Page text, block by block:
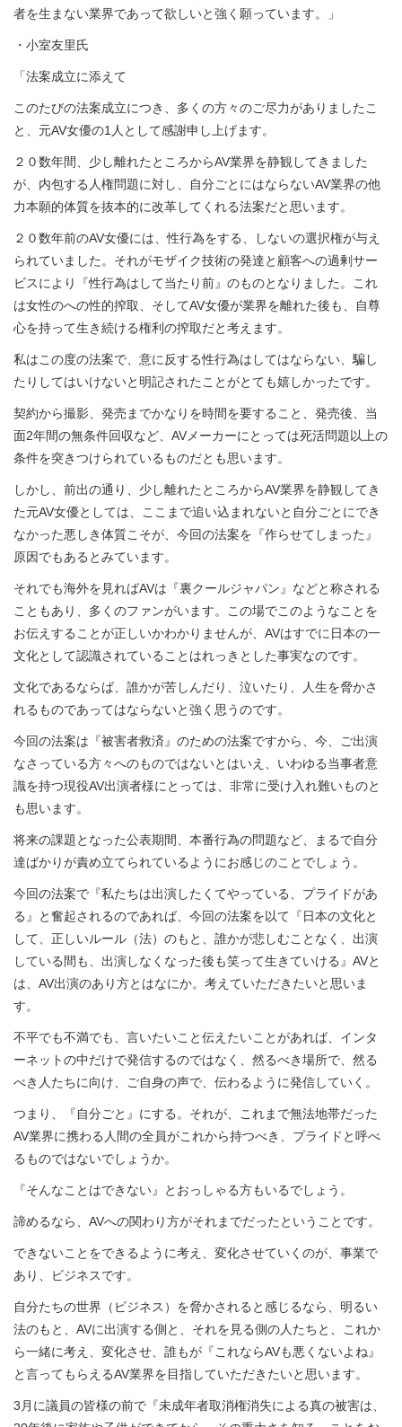
者を生まない業界であって欲しいと強く願っています。」
・小室友里氏
「法案成立に添えて
このたびの法案成立につき、多くの方々のご尽力がありましたこ
と、元AV女優の1人として感謝申し上げます。
２０数年間、少し離れたところからAV業界を静観してきました
が、内包する人権問題に対し、自分ごとにはならないAV業界の他
力本願的体質を抜本的に改革してくれる法案だと思います。
２０数年前のAV女優には、性行為をする、しないの選択権が与え
られていました。それがモザイク技術の発達と顧客への過剰サー
ビスにより『性行為はして当たり前』のものとなりました。これ
は女性のへの性的搾取、そしてAV女優が業界を離れた後も、自尊
心を持って生き続ける権利の搾取だと考えます。
私はこの度の法案で、意に反する性行為はしてはならない、騙し
たりしてはいけないと明記されたことがとても嬉しかったです。
契約から撮影、発売までかなりを時間を要すること、発売後、当
面2年間の無条件回収など、AVメーカーにとっては死活問題以上の
条件を突きつけられているものだとも思います。
しかし、前出の通り、少し離れたところからAV業界を静観してき
た元AV女優としては、ここまで追い込まれないと自分ごとにでき
なかった悪しき体質こそが、今回の法案を『作らせてしまった』
原因でもあるとみています。
それでも海外を見ればAVは『裏クールジャパン』などと称される
こともあり、多くのファンがいます。この場でこのようなことを
お伝えすることが正しいかわかりませんが、AVはすでに日本の一
文化として認識されていることはれっきとした事実なのです。
文化であるならば、誰かが苦しんだり、泣いたり、人生を脅かさ
れるものであってはならないと強く思うのです。
今回の法案は『被害者救済』のための法案ですから、今、ご出演
なさっている方々へのものではないとはいえ、いわゆる当事者意
識を持つ現役AV出演者様にとっては、非常に受け入れ難いものと
も思います。
将来の課題となった公表期間、本番行為の問題など、まるで自分
達ばかりが責め立てられているようにお感じのことでしょう。
今回の法案で『私たちは出演したくてやっている、プライドがあ
る』と奮起されるのであれば、今回の法案を以て『日本の文化と
して、正しいルール（法）のもと、誰かが悲しむことなく、出演
している間も、出演しなくなった後も笑って生きていける』AVと
は、AV出演のあり方とはなにか。考えていただきたいと思いま
す。
不平でも不満でも、言いたいこと伝えたいことがあれば、インタ
ーネットの中だけで発信するのではなく、然るべき場所で、然る
べき人たちに向け、ご自身の声で、伝わるように発信していく。
つまり、『自分ごと』にする。それが、これまで無法地帯だった
AV業界に携わる人間の全員がこれから持つべき、プライドと呼べ
るものではないでしょうか。
『そんなことはできない』とおっしゃる方もいるでしょう。
諦めるなら、AVへの関わり方がそれまでだったということです。
できないことをできるように考え、変化させていくのが、事業で
あり、ビジネスです。
自分たちの世界（ビジネス）を脅かされると感じるなら、明るい
法のもと、AVに出演する側と、それを見る側の人たちと、これか
ら一緒に考え、変化させ、誰もが『これならAVも悪くないよね』
と言ってもらえるAV業界を目指していただきたいと思います。
3月に議員の皆様の前で『未成年者取消権消失による真の被害は、